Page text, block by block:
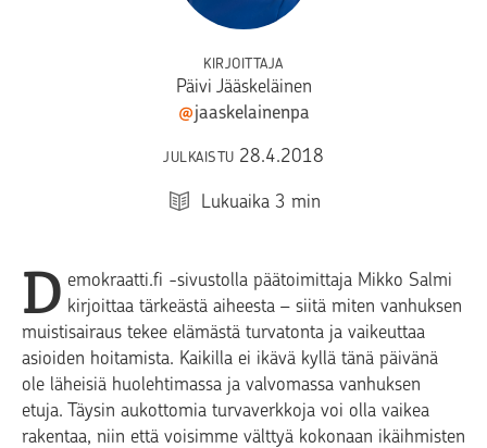
KIRJOITTAJA
Päivi Jääskeläinen
@jaaskelainenpa
JULKAISTU 28.4.2018
Lukuaika 3 min
D emokraatti.fi -sivustolla päätoimittaja Mikko Salmi
kirjoittaa tärkeästä aiheesta – siitä miten vanhuksen
muistisairaus tekee elämästä turvatonta ja vaikeuttaa
asioiden hoitamista. Kaikilla ei ikävä kyllä tänä päivänä
ole läheisiä huolehtimassa ja valvomassa vanhuksen
etuja. Täysin aukottomia turvaverkkoja voi olla vaikea
rakentaa, niin että voisimme välttyä kokonaan ikäihmisten